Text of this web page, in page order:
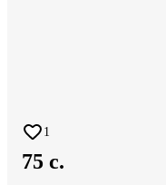
1
75 c.